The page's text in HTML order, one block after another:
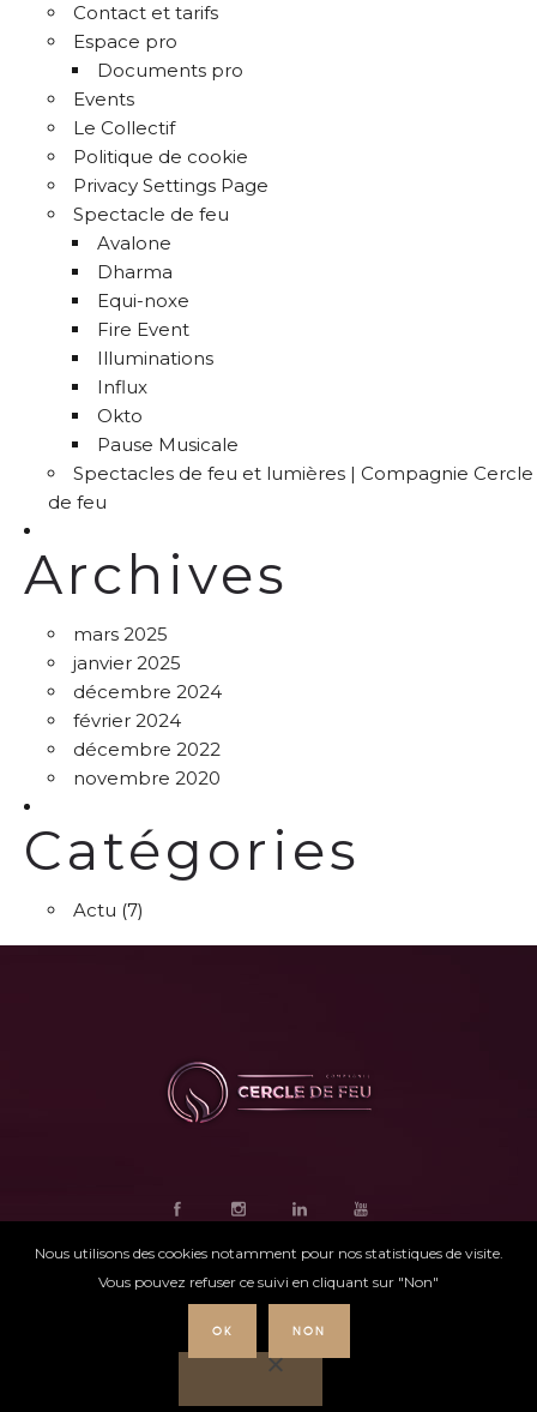
Contact et tarifs
Espace pro
Documents pro
Events
Le Collectif
Politique de cookie
Privacy Settings Page
Spectacle de feu
Avalone
Dharma
Equi-noxe
Fire Event
Illuminations
Influx
Okto
Pause Musicale
Spectacles de feu et lumières | Compagnie Cercle
de feu
Archives
mars 2025
janvier 2025
décembre 2024
février 2024
décembre 2022
novembre 2020
Catégories
Actu (7)
Nous utilisons des cookies notamment pour nos statistiques de visite.
Vous pouvez refuser ce suivi en cliquant sur "Non"
OK NON